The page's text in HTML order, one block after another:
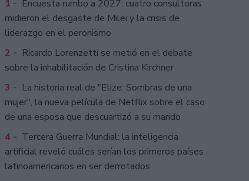
1 - Encuesta rumbo a 2027: cuatro consultoras
midieron el desgaste de Milei y la crisis de
liderazgo en el peronismo
2 - Ricardo Lorenzetti se metió en el debate
sobre la inhabilitación de Cristina Kirchner
3 - La historia real de "Elize: Sombras de una
mujer", la nueva película de Netflix sobre el caso
de una esposa que descuartizó a su marido
4 - Tercera Guerra Mundial: la inteligencia
artificial reveló cuáles serían los primeros países
latinoamericanos en ser derrotados